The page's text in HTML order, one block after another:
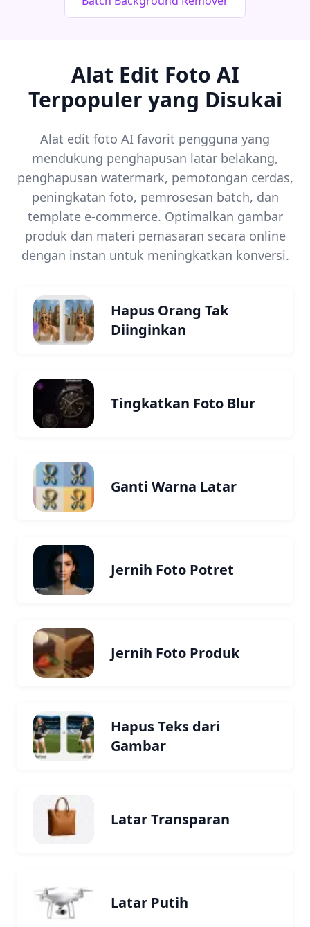
Alat Edit Foto AI
Terpopuler yang Disukai
Alat edit foto AI favorit pengguna yang
mendukung penghapusan latar belakang,
penghapusan watermark, pemotongan cerdas,
peningkatan foto, pemrosesan batch, dan
template e-commerce. Optimalkan gambar
produk dan materi pemasaran secara online
dengan instan untuk meningkatkan konversi.
Hapus Orang Tak
Diinginkan
Tingkatkan Foto Blur
Ganti Warna Latar
Jernih Foto Potret
Jernih Foto Produk
Hapus Teks dari
Gambar
Latar Transparan
Latar Putih